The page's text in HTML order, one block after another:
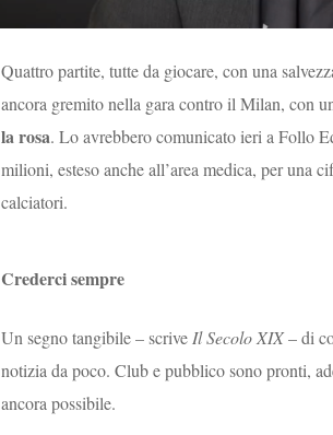
Quattro partite, tutte da giocare, con una
ancora gremito nella gara contro il Milan, con
la rosa. Lo avrebbero comunicato ieri a Follo
milioni, esteso anche all’area medica, per una
calciatori.
Crederci sempre
Un segno tangibile – scrive Il Secolo XIX– di
notizia da poco. Club e pubblico sono pronti,
ancora possibile.